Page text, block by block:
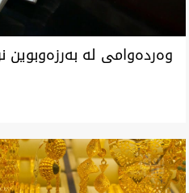
وەردەوامی لە بەرزەوبوین